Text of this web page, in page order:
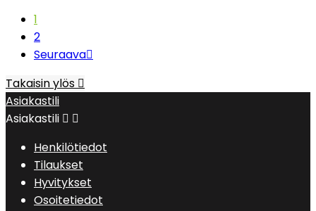
1
2
Seuraava
Takaisin ylös 
Asiakastili
Asiakastili  
Henkilötiedot
Tilaukset
Hyvitykset
Osoitetiedot